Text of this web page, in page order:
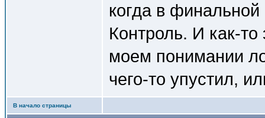
когда в
Контроль. И как-
моем понимании
чего-то упустил,
В начало страницы